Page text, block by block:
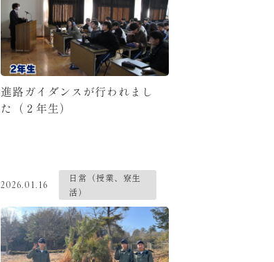
進路ガイダンスが行われまし
た（２年生）
2026.01.16
日常（授業、寮生
活）